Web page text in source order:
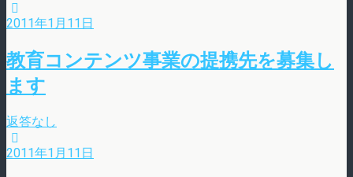
2011年1月11日
教育コンテンツ事業の提携先を募集し
ます
返答なし
2011年1月11日